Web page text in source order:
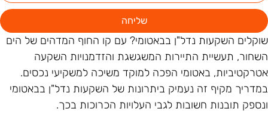
שליחה
השקעות נדל"ן בבאטומי? עם קו החוף המדהים של הים
תעשיית התיירות המשגשגת והזדמנויות השקעה
באטומי הפכה למוקד משיכה למשקיעי נכסים.
מקיף זה נעמיק ביתרונות של השקעות נדל"ן בבאטומי
תובנות חשובות לגבי העלויות הכרוכות בכך.